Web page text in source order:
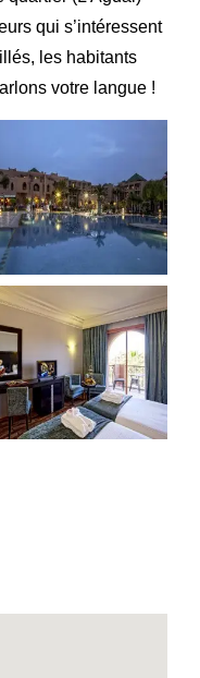
qui s’intéressent
les habitants
votre langue !